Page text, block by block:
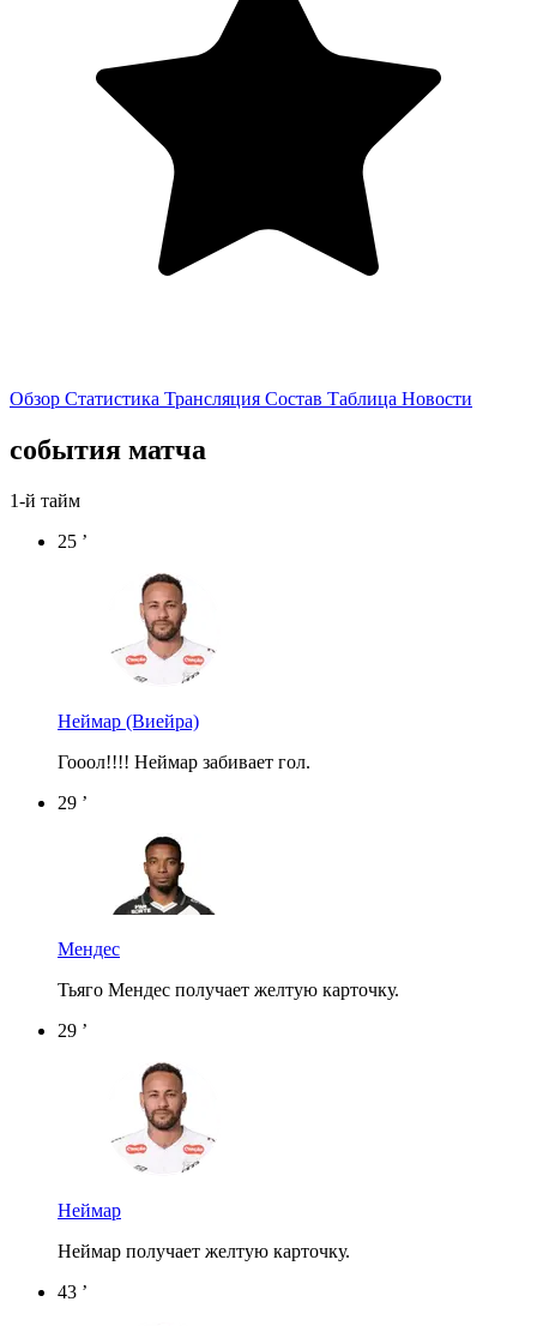
Обзор Статистика Трансляция Состав Таблица Новости
события матча
1-й тайм
25 ’
Неймар (Виейра)
Гооол!!!! Неймар забивает гол.
29 ’
Мендес
Тьяго Мендес получает желтую карточку.
29 ’
Неймар
Неймар получает желтую карточку.
43 ’